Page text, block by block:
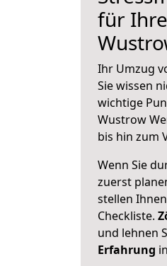
für
Ihr Umzug
Sie wissen
wichtige
Wustrow
bis hin zum
Wenn Sie
zuerst
stellen Ihnen
Checkliste.
und lehnen
Erfahrung